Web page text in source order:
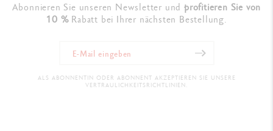
Abonnieren Sie unseren Newsletter undprofitieren Sie von
10 %Rabatt bei Ihrer nächsten Bestellung.
ALS ABONNENTIN ODER ABONNENT AKZEPTIEREN SIE UNSERE
VERTRAULICHKEITSRICHTLINIEN.